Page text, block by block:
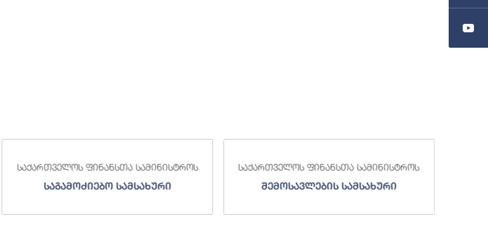
საქართველოს ფინანსთა სამინისტროს
შემოსავლების სამსახური
საქართველოს ფინანსთა სამინისტროს
სახელმწიფო ხაზინა